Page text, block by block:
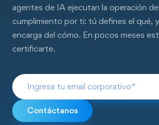
agentes de IA ejecutan la operación
cumplimiento por ti: tú defines el qué,
encarga del cómo. En pocos meses
certificarte.